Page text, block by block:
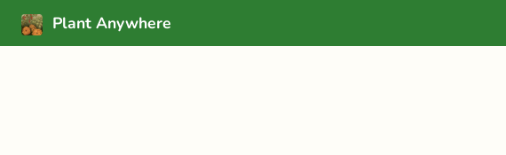
Plant Anywhere